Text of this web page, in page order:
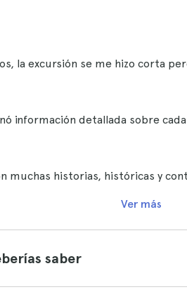
la excursión se me hizo corta
información detallada sobre
muchas historias, históricas y
Ver más
saber